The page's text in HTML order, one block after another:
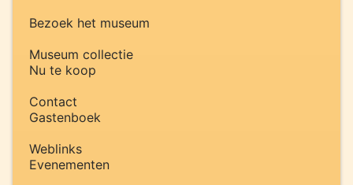
Bezoek het museum
Museum collectie
Nu te koop
Contact
Gastenboek
Weblinks
Evenementen